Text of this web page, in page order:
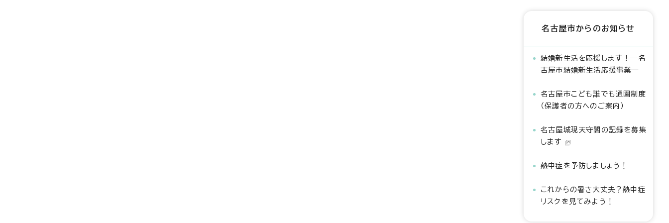
名古屋市からのお知らせ
結婚新生活を応援します！―名
古屋市結婚新生活応援事業―
名古屋市こども誰でも通園制度
（保護者の方へのご案内）
名古屋城現天守閣の記録を募集
します
熱中症を予防しましょう！
これからの暑さ大丈夫？熱中症
リスクを見てみよう！